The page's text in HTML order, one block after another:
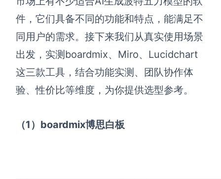
企业版申请试用
满足企业级团队协作和管理需求
帮助支持
获取详细功能指南和技术支持
件，它们具备不同的功能和特点，能满足不
同用户的需求。接下来我们从真实使用场景
出发，实测boardmix、Miro、Lucidchart
这三款工具，结合功能实测、团队协作体
验、性价比等维度，为你提供选型参考。
（1）boardmix博思白板